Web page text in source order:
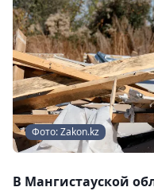
Фото: Zakon.kz
В Мангистауской